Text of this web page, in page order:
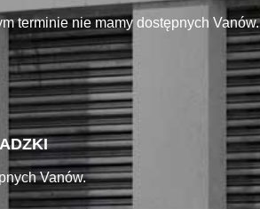
terminie nie mamy dostępnych Vanów.
Vanów.